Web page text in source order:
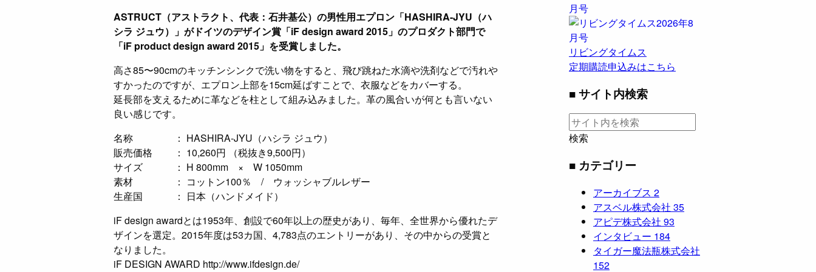
ASTRUCT（アストラクト、代表：石井基公）の男性用エプロン「HASHIRA-JYU（ハ
シラ ジュウ）」がドイツのデザイン賞「iF design award 2015」のプロダクト部門で
「iF product design award 2015」を受賞しました。
高さ85〜90cmのキッチンシンクで洗い物をすると、飛び跳ねた水滴や洗剤などで汚れや
すかったのですが、エプロン上部を15cm延ばすことで、衣服などをカバーする。
延長部を支えるために革などを柱として組み込みました。革の風合いが何とも言いない
良い感じです。
名称 ： HASHIRA-JYU（ハシラ ジュウ）
販売価格 ： 10,260円 （税抜き9,500円）
サイズ ： H 800mm × W 1050mm
素材 ： コットン100％ / ウォッシャブルレザー
生産国 ： 日本（ハンドメイド）
iF design awardとは1953年、創設で60年以上の歴史があり、毎年、全世界から優れたデ
ザインを選定。2015年度は53カ国、4,783点のエントリーがあり、その中からの受賞と
なりました。
iF DESIGN AWARD http://www.ifdesign.de/
リビングタイムス
定期購読申込みはこちら
■ サイト内検索
検索
■ カテゴリー
アーカイブス 2
アスベル株式会社 35
アピデ株式会社 93
インタビュー 184
タイガー魔法瓶株式会社
152